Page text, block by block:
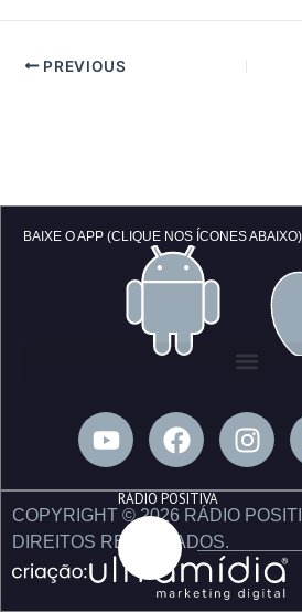
PREVIOUS
BAIXE O APP (CLIQUE NOS ÍCONES ABAIXO)
Y
o
t
u
b
e
F
a
e
b
o
o
I
n
t
g
r
COPYRIGHT © 2026 RÁDIO
DIREITOS RESERVADOS.
RÁDIO POSITIVA